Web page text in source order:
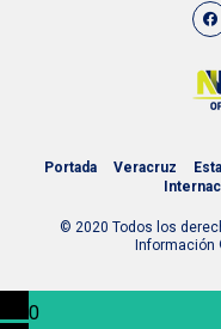
Portada Veracruz
© 2020 Todos los
0